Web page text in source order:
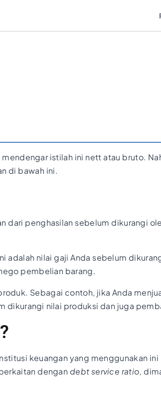
istilah ini nett atau bruto.
di bawah ini.
dari penghasilan sebelum dikurangi
adalah nilai gaji Anda sebelum
pembelian barang.
Sebagai contoh, jika Anda
dikurangi nilai produksi dan juga
keuangan yang menggunakan
dengan debt service ratio,